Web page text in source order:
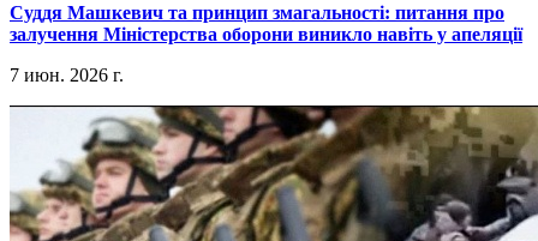
​Суддя Машкевич та принцип змагальності: питання про
залучення Міністерства оборони виникло навіть у апеляції
7 июн. 2026 г.